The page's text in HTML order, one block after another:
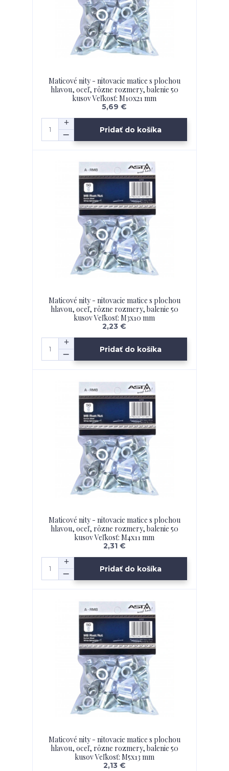
Maticové nity - nitovacie matice s plochou
hlavou, oceľ, rôzne rozmery, balenie 50
kusov Veľkosť: M10x21 mm
5,69 €
Pridať do košíka
Maticové nity - nitovacie matice s plochou
hlavou, oceľ, rôzne rozmery, balenie 50
kusov Veľkosť: M3x10 mm
2,23 €
Pridať do košíka
Maticové nity - nitovacie matice s plochou
hlavou, oceľ, rôzne rozmery, balenie 50
kusov Veľkosť: M4x11 mm
2,31 €
Pridať do košíka
Maticové nity - nitovacie matice s plochou
hlavou, oceľ, rôzne rozmery, balenie 50
kusov Veľkosť: M5x13 mm
2,13 €